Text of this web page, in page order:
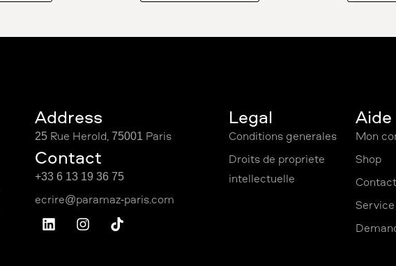
Address
25 Rue Hérold, 75001 Paris
Contact
+33 6 13 19 36 75
Légal
Conditions générales
Droits de propriété
intellectuelle
Aide
Mon
Shop